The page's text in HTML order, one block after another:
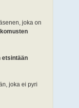
joka on
etsintään
joka ei pyri